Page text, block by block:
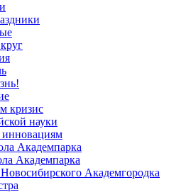
кризис
науки
Академпарка
Академпарка
Академгородка